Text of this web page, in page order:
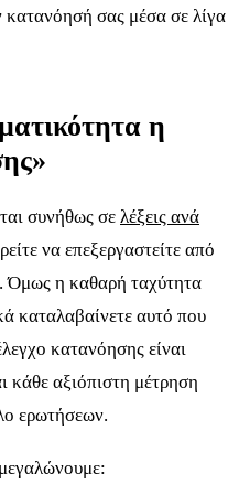
κατανόησή σας μέσα σε λίγα
η
συνήθως σε λέξεις ανά
να επεξεργαστείτε από
Όμως η καθαρή ταχύτητα
καταλαβαίνετε αυτό που
κατανόησης είναι
κάθε αξιόπιστη μέτρηση
ερωτήσεων.